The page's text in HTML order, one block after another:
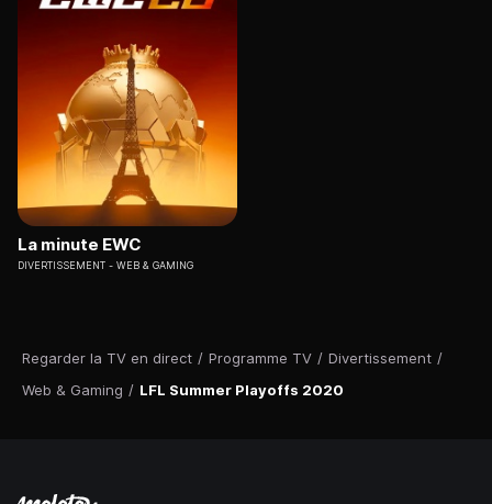
Regarder la TV en direct / Programme TV / Divertissement /
Web & Gaming / LFL Summer Playoffs 2020
La minute EWC
DIVERTISSEMENT WEB & GAMING